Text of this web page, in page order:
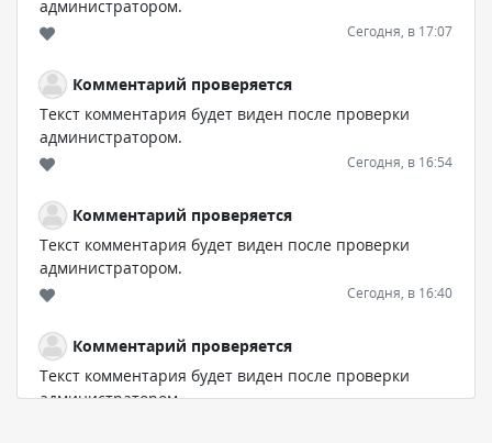
администратором.
Сегодня, в 17:07
Комментарий проверяется
Текст комментария будет виден после проверки
администратором.
Сегодня, в 16:54
Комментарий проверяется
Текст комментария будет виден после проверки
администратором.
Сегодня, в 16:40
Комментарий проверяется
Текст комментария будет виден после проверки
администратором.